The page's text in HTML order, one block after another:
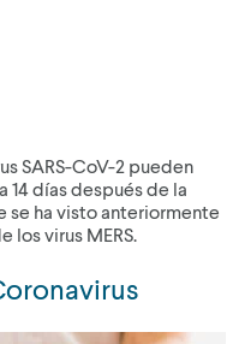
SARS-CoV-2 pueden
14 días después de la
se ha visto anteriormente
virus MERS.